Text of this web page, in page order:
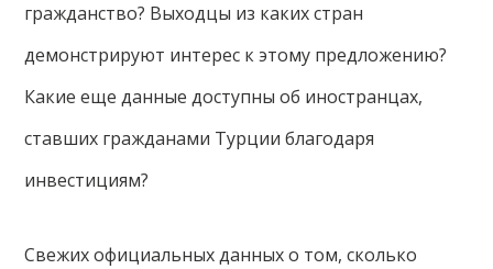
гражданство? Выходцы из каких стран
демонстрируют интерес к этому предложению?
Какие еще данные доступны об иностранцах,
ставших гражданами Турции благодаря
инвестициям?
Свежих официальных данных о том, сколько